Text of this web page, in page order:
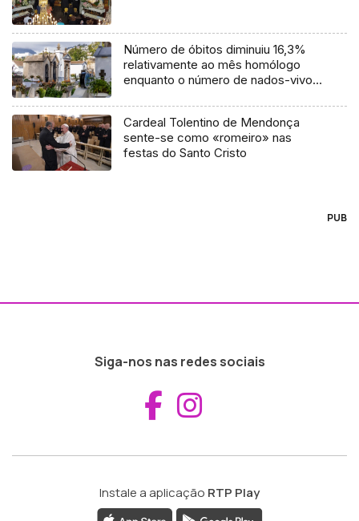
Número de óbitos diminuiu 16,3%
relativamente ao mês homólogo
enquanto o número de nados-vivos
Cardeal Tolentino de Mendonça
sente-se como «romeiro» nas
festas do Santo Cristo
PUB
Siga-nos nas redes sociais
Aceder ao
Instale a aplicação RTP Play